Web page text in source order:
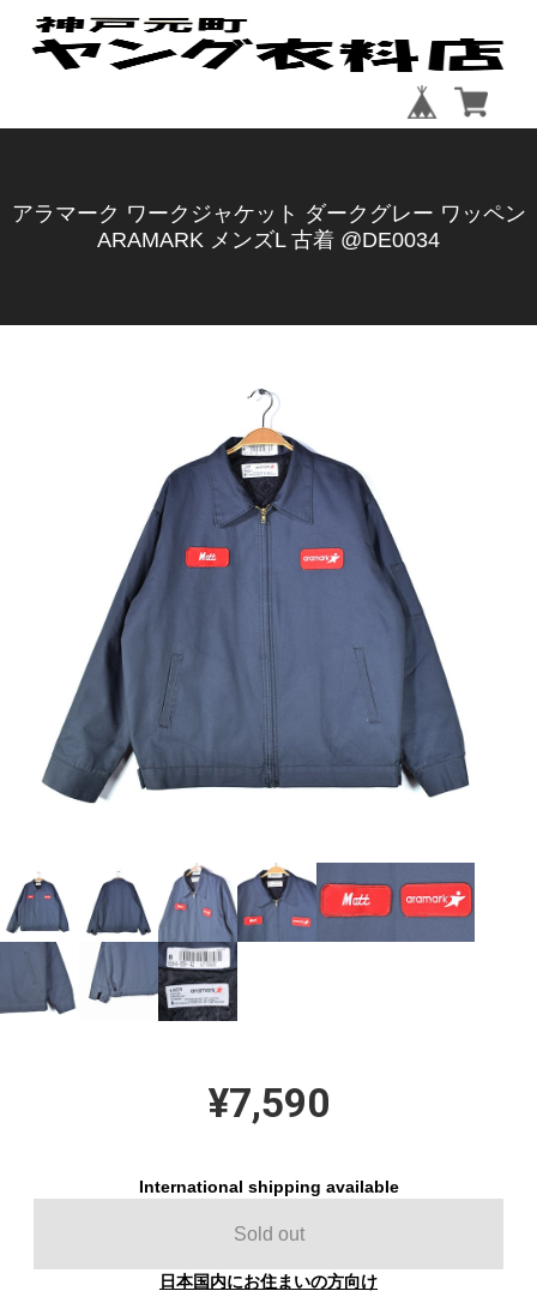
アラマーク ワークジャケット ダークグレー ワッペン
ARAMARK メンズL 古着 @DE0034
¥7,590
International shipping available
Sold out
日本国内にお住まいの方向け